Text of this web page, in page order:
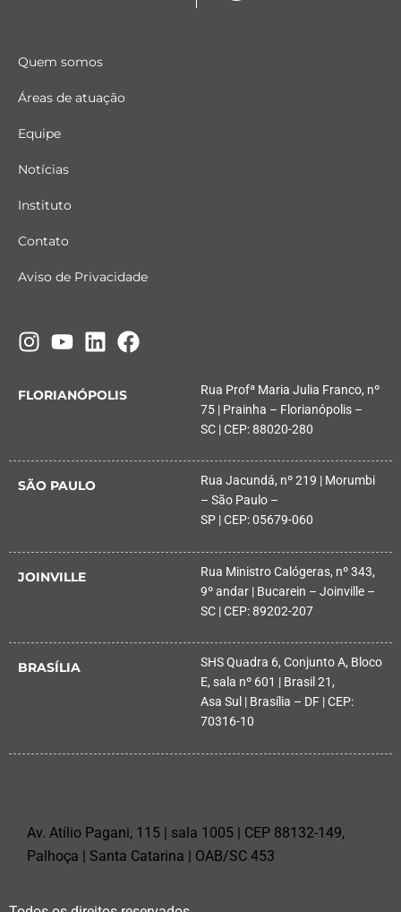
Quem somos
Áreas de atuação
Equipe
Notícias
Instituto
Contato
Aviso de Privacidade
FLORIANÓPOLIS
Rua Profª Maria Julia Franco, nº
75 | Prainha – Florianópolis –
SC | CEP: 88020-280
SÃO PAULO
Rua Jacundá, nº 219 | Morumbi
– São Paulo –
SP | CEP: 05679-060
JOINVILLE
Rua Ministro Calógeras, nº 343,
9º andar | Bucarein – Joinville –
SC | CEP: 89202-207
BRASÍLIA
SHS Quadra 6, Conjunto A, Bloco
E, sala nº 601 | Brasil 21,
Asa Sul | Brasília – DF | CEP:
70316-10
Av. Atílio Pagani, 115 | sala 1005 | CEP 88132-149,
Palhoça | Santa Catarina | OAB/SC 453